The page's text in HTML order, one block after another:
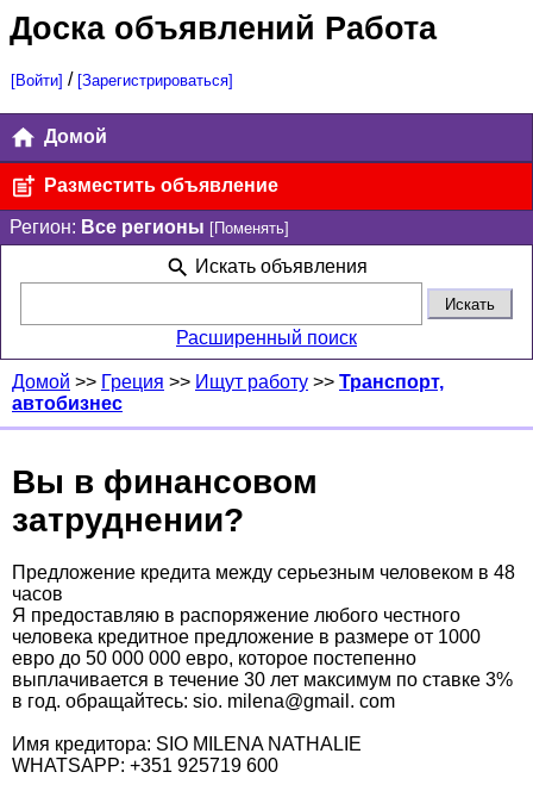
Доска объявлений Работа
[Войти] / [Зарегистрироваться]
Домой
Разместить объявление
Регион: Все регионы [Поменять]
Искать объявления
Расширенный поиск
Домой >> Греция >> Ищут работу >> Транспорт,
автобизнес
Вы в финансовом
затруднении?
Предложение кредита между серьезным человеком в 48
часов
Я предоставляю в распоряжение любого честного
человека кредитное предложение в размере от 1000
евро до 50 000 000 евро, которое постепенно
выплачивается в течение 30 лет максимум по ставке 3%
в год. обращайтесь: sio. milena@gmail. com
Имя кредитора: SIO MILENA NATHALIE
WHATSAPP: +351 925719 600